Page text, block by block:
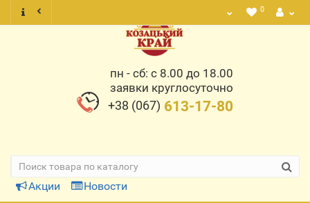
0
пн - сб: с 8.00 до 18.00
заявки круглосуточно
+38 (067) 613-17-80
Акции Новости